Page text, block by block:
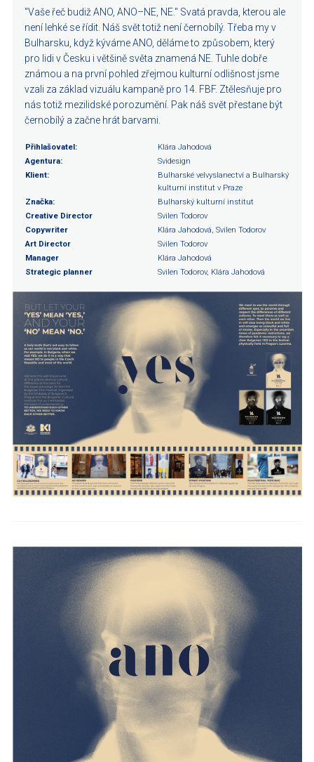
"Vaše řeč budiž ANO, ANO–NE, NE." Svatá pravda, kterou ale
není lehké se řídit. Náš svět totiž není černobílý. Třeba my v
Bulharsku, když kýváme ANO, děláme to způsobem, který
pro lidi v Česku i většině světa znamená NE. Tuhle dobře
známou a na první pohled zřejmou kulturní odlišnost jsme
vzali za základ vizuálu kampaně pro 14. FBF. Ztělesňuje pro
nás totiž mezilidské porozumění. Pak náš svět přestane být
černobílý a začne hrát barvami.
Přihlašovatel:
Klára Jahodová
Agentura:
Svidesign
Klient:
Bulharské velvyslanectví a Bulharský
kulturní institut v Praze
Značka:
Bulharský kulturní institut
Creative Director
Svilen Todorov
Copywriter
Klára Jahodová, Svilen Todorov
Art Director
Svilen Todorov
Manager
Klára Jahodová
Strategic planner
Svilen Todorov, Klára Jahodová